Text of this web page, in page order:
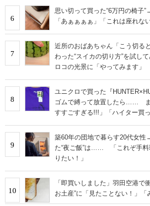
エネルギーの専門メディア
建設×テクノロジーの最前線
ちょっと気になるネットの話題
6
思い切って買った“6万円の椅
「あぁぁぁぁ」「これは座れな
7
近所のおばあちゃん「こう切る
わった“スイカの切り方”を試
ロコの光景に「やってみます」
8
ユニクロで買った『
ゴムで縛って放置したら…… ま
すすごすぎる!!!」「ハイター買
9
築60年の団地で暮らす20代女
た“夜ご飯”は…… 「これぞ手料
りたい！」
10
「即買いしました」羽田空港で
お土産”に「見たことない！」「